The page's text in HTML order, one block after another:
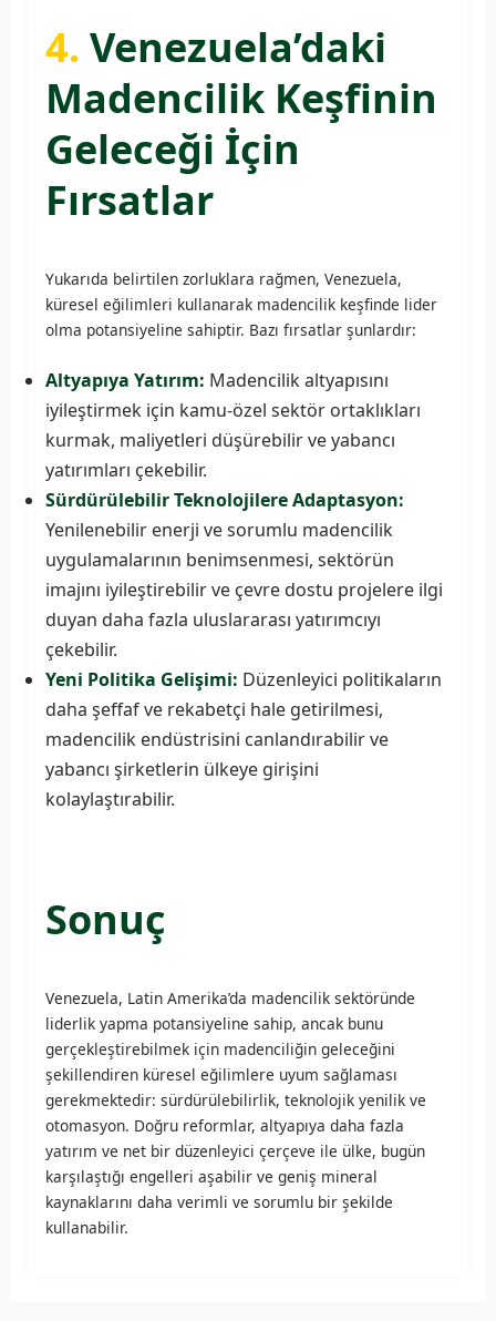
4. Venezuela’daki
Madencilik Keşfinin
Geleceği İçin
Fırsatlar
Yukarıda belirtilen zorluklara rağmen, Venezuela,
küresel eğilimleri kullanarak madencilik keşfinde lider
olma potansiyeline sahiptir. Bazı fırsatlar şunlardır:
Altyapıya Yatırım: Madencilik altyapısını
iyileştirmek için kamu-özel sektör ortaklıkları
kurmak, maliyetleri düşürebilir ve yabancı
yatırımları çekebilir.
Sürdürülebilir Teknolojilere Adaptasyon:
Yenilenebilir enerji ve sorumlu madencilik
uygulamalarının benimsenmesi, sektörün
imajını iyileştirebilir ve çevre dostu projelere ilgi
duyan daha fazla uluslararası yatırımcıyı
çekebilir.
Yeni Politika Gelişimi: Düzenleyici politikaların
daha şeffaf ve rekabetçi hale getirilmesi,
madencilik endüstrisini canlandırabilir ve
yabancı şirketlerin ülkeye girişini
kolaylaştırabilir.
Sonuç
Venezuela, Latin Amerika’da madencilik sektöründe
liderlik yapma potansiyeline sahip, ancak bunu
gerçekleştirebilmek için madenciliğin geleceğini
şekillendiren küresel eğilimlere uyum sağlaması
gerekmektedir: sürdürülebilirlik, teknolojik yenilik ve
otomasyon. Doğru reformlar, altyapıya daha fazla
yatırım ve net bir düzenleyici çerçeve ile ülke, bugün
karşılaştığı engelleri aşabilir ve geniş mineral
kaynaklarını daha verimli ve sorumlu bir şekilde
kullanabilir.